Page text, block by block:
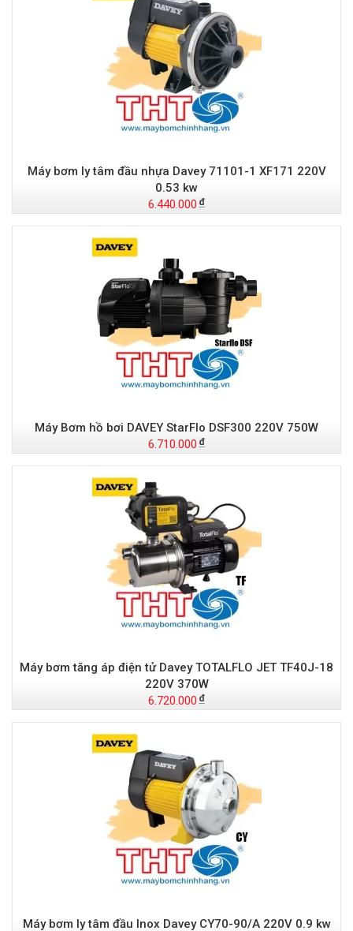
Máy bơm ly tâm đầu nhựa Davey 71101-1 XF171 220V
0.53 kw
6.440.000
Máy Bơm hồ bơi DAVEY StarFlo DSF300 220V 750W
6.710.000
Máy bơm tăng áp điện tử Davey TOTALFLO JET TF40J-18
220V 370W
6.720.000
Máy bơm ly tâm đầu Inox Davey CY70-90/A 220V 0.9 kw